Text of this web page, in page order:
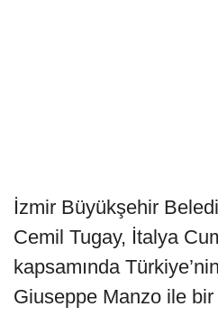
İzmir Büyükşehir
Cemil Tugay, İtalya
kapsamında
Giuseppe Manzo ile